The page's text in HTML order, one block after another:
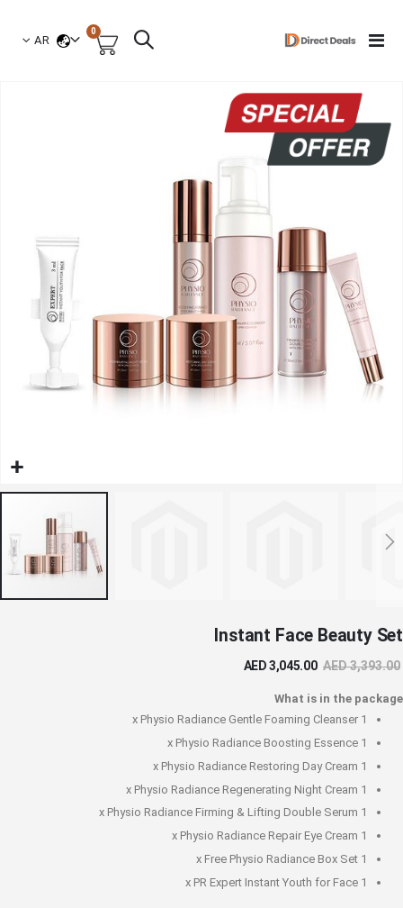
Toggle
السلة
0العناصر
لغة
AR
النهاية
معرض
الصور
إلى
معرض
الصور
Instant Face Beauty Set
AED 3,393.00
AED 3,045.00
What is in the package
1 x
Physio Radiance Gentle Foaming Cleanser
1 x
Physio Radiance Boosting Essence
1 x
Physio Radiance Restoring Day Cream
1 x
Physio Radiance Regenerating Night Cream
1 x
Physio Radiance Firming & Lifting Double Serum
1 x
Physio Radiance Repair Eye Cream
1 x
Free Physio Radiance Box Set
1 x
PR Expert Instant Youth for Face